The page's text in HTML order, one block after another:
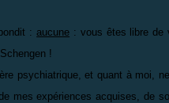
:aucune : vous êtes libre de
!
psychiatrique, et quant à moi,
mes expériences acquises, de